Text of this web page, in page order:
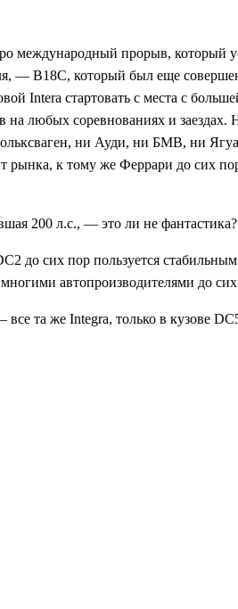
международный прорыв, который
— B18C, который был еще
Intera стартовать с места с
любых соревнованиях и заездах.
ни Ауди, ни БМВ, ни
рынка, к тому же Феррари до сих
200 л.с., — это ли не
до сих пор пользуется
автопроизводителями до
все та же Integra, только в кузове